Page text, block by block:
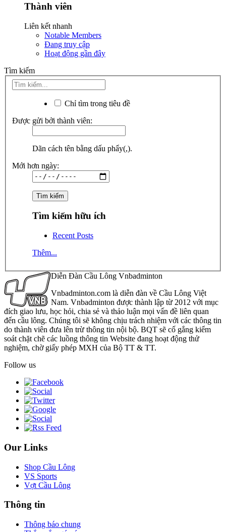
Thành viên
Liên kết nhanh
Notable Members
Đang truy cập
Hoạt động gần đây
Tìm kiếm
Chỉ tìm trong tiêu đề
Được gửi bởi thành viên:
Dãn cách tên bằng dấu phẩy(,).
Mới hơn ngày:
Tìm kiếm hữu ích
Recent Posts
Thêm...
Diễn Đàn Cầu Lông Vnbadminton
Vnbadminton.com là diễn đàn về Cầu Lông Việt
Nam. Vnbadminton được thành lập từ 2012 với mục
đích giao lưu, học hỏi, chia sẻ và thảo luận mọi vấn đề liên quan
đến cầu lông. Chúng tôi sẽ không chịu trách nhiệm với các thông tin
do thành viên đưa lên trừ thông tin nội bộ. BQT sẽ cố gắng kiểm
soát chặt chẽ các luồng thông tin Website đang hoạt động thử
nghiệm, chờ giấy phép MXH của Bộ TT & TT.
Follow us
Our Links
Shop Cầu Lông
VS Sports
Vợt Cầu Lông
Thông tin
Thông báo chung